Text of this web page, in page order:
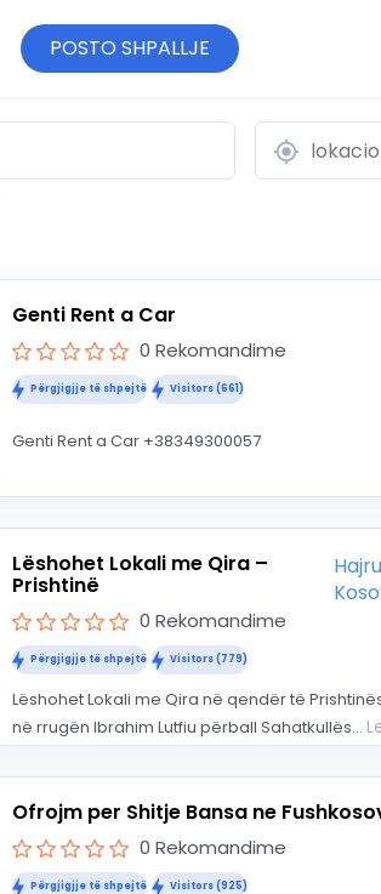
POSTO SHPALLJE
Genti Rent a Car
0 Rekomandime
Përgjigjje të shpejtë Visitors (661)
Genti Rent a Car +38349300057
Lëshohet Lokali me Qira –
Prishtinë
0 Rekomandime
Përgjigjje të shpejtë Visitors (779)
Lëshohet Lokali me Qira në qendër të
në rrugën Ibrahim Lutfiu përball Sahatkullës...
Ofrojm per Shitje Bansa ne
0 Rekomandime
Përgjigjje të shpejtë Visitors (925)